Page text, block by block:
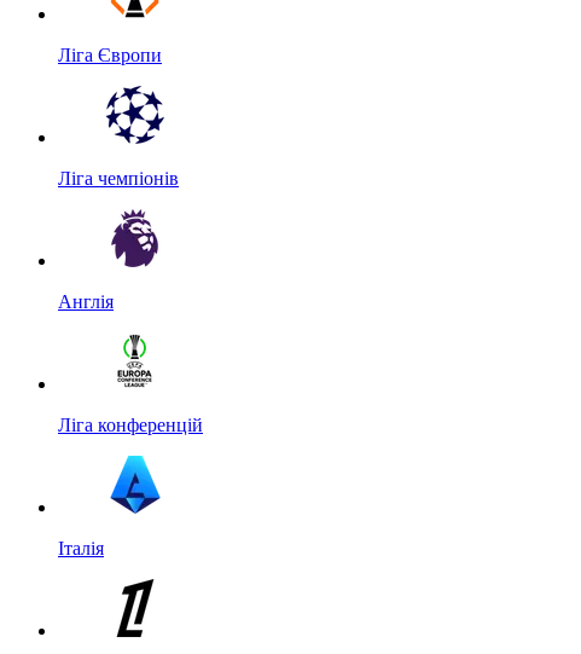
Ліга Європи
Ліга чемпіонів
Англія
Ліга конференцій
Італія